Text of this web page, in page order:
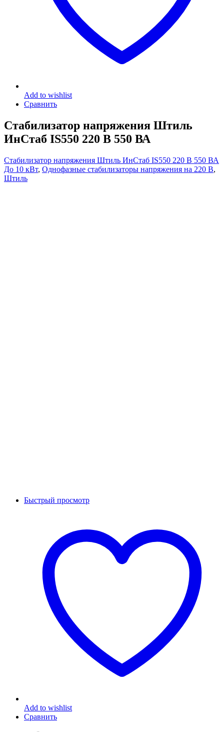
Add to wishlist
Сравнить
Стабилизатор напряжения Штиль
ИнСтаб IS550 220 В 550 ВА
Стабилизатор напряжения Штиль ИнСтаб IS550 220 В 550 ВА
До 10 кВт, Однофазные стабилизаторы напряжения на 220 В,
Штиль
Быстрый просмотр
Add to wishlist
Сравнить